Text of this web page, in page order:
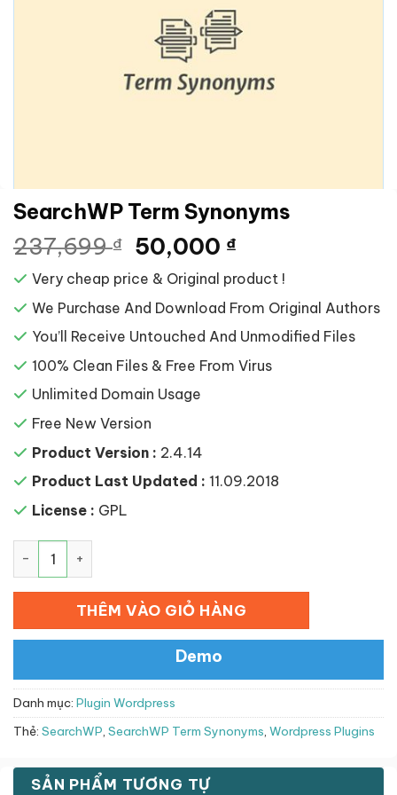
SearchWP Term Synonyms
237,699₫ Giá
gốc
là:
237,699 ₫.
50,000 ₫Giá
hiện
tại
là:
50,000 ₫.
Very cheap price & Original product !
We Purchase And Download From Original Authors
You’ll Receive Untouched And Unmodified Files
100% Clean Files & Free From Virus
Unlimited Domain Usage
Free New Version
Product Version : 2.4.14
Product Last Updated : 11.09.2018
License : GPL
THÊM VÀO GIỎ HÀNG
Demo
Danh mục: Plugin Wordpress
Thẻ: SearchWP, SearchWP Term Synonyms, Wordpress Plugins
SẢN PHẨM TƯƠNG TỰ